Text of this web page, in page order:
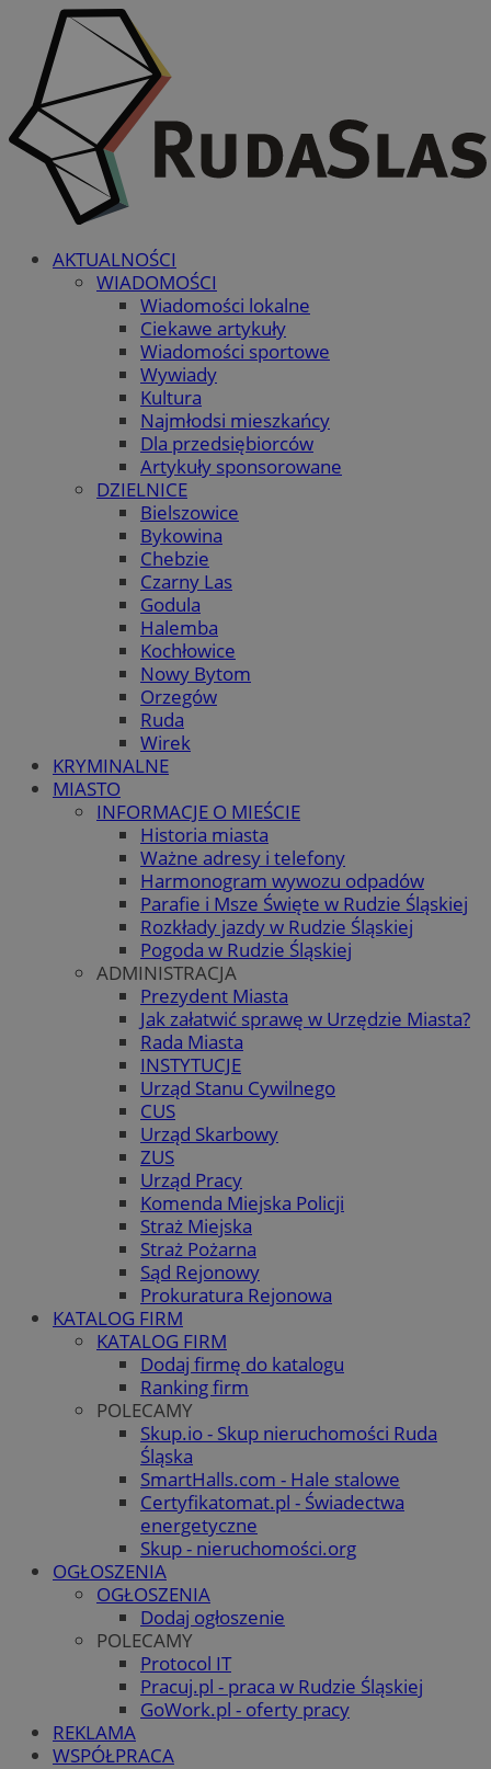
AKTUALNOŚCI
WIADOMOŚCI
Wiadomości lokalne
Ciekawe artykuły
Wiadomości sportowe
Wywiady
Kultura
Najmłodsi mieszkańcy
Dla przedsiębiorców
Artykuły sponsorowane
DZIELNICE
Bielszowice
Bykowina
Chebzie
Czarny Las
Godula
Halemba
Kochłowice
Nowy Bytom
Orzegów
Ruda
Wirek
KRYMINALNE
MIASTO
INFORMACJE O MIEŚCIE
Historia miasta
Ważne adresy i telefony
Harmonogram wywozu odpadów
Parafie i Msze Święte w Rudzie Śląskiej
Rozkłady jazdy w Rudzie Śląskiej
Pogoda w Rudzie Śląskiej
ADMINISTRACJA
Prezydent Miasta
Jak załatwić sprawę w Urzędzie Miasta?
Rada Miasta
INSTYTUCJE
Urząd Stanu Cywilnego
CUS
Urząd Skarbowy
ZUS
Urząd Pracy
Komenda Miejska Policji
Straż Miejska
Straż Pożarna
Sąd Rejonowy
Prokuratura Rejonowa
KATALOG FIRM
KATALOG FIRM
Dodaj firmę do katalogu
Ranking firm
POLECAMY
Skup.io - Skup nieruchomości Ruda
Śląska
SmartHalls.com - Hale stalowe
Certyfikatomat.pl - Świadectwa
energetyczne
Skup - nieruchomości.org
OGŁOSZENIA
OGŁOSZENIA
Dodaj ogłoszenie
POLECAMY
Protocol IT
Pracuj.pl - praca w Rudzie Śląskiej
GoWork.pl - oferty pracy
REKLAMA
WSPÓŁPRACA